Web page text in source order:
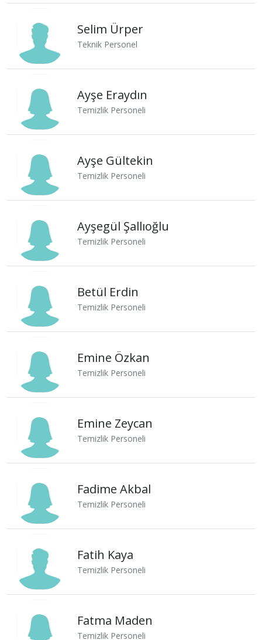
Selim Ürper
Teknik Personel
Ayşe Eraydın
Temizlik Personeli
Ayşe Gültekin
Temizlik Personeli
Ayşegül Şallıoğlu
Temizlik Personeli
Betül Erdin
Temizlik Personeli
Emine Özkan
Temizlik Personeli
Emine Zeycan
Temizlik Personeli
Fadime Akbal
Temizlik Personeli
Fatih Kaya
Temizlik Personeli
Fatma Maden
Temizlik Personeli